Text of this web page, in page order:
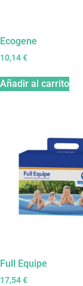
Ecogene
10,14€
Añadir al carrito
Full Equipe
17,54€